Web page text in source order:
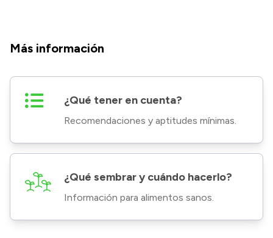
Más información
¿Qué tener en cuenta?
Recomendaciones y aptitudes mínimas.
¿Qué sembrar y cuándo hacerlo?
Información para alimentos sanos.